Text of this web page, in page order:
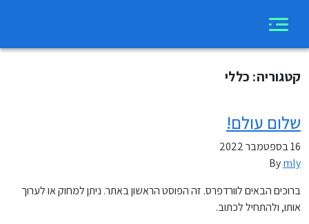
קטגוריה: כללי
שלום עולם!
16 בספטמבר 2022
Bymly
ברוכים הבאים לוורדפרס. זה הפוסט הראשון באתר. ניתן למחוק או לערוך
אותו, ולהתחיל לכתוב.